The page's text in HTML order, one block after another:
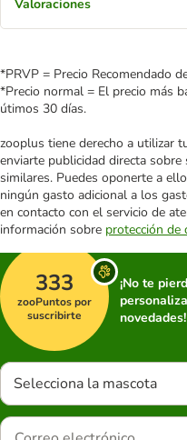
Valoraciones
*PRVP = Precio Recomendado
*Precio normal = El precio más
útimos 30 días.
zooplus tiene derecho a utilizar
enviarte publicidad directa
similares. Puedes oponerte a
ningún gasto adicional a los
en contacto con el servicio de
información sobre protección de
333
zooPuntos por
suscribirte
¡No te
novedades!
Selecciona la mascota